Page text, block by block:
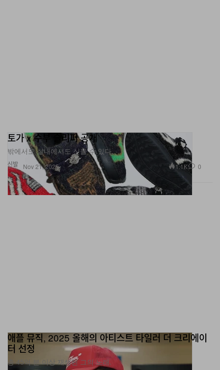
신발
토가 x 수부 슬리퍼 공개
밖에서도 실내에서도 신을 수 있다.
Nov 21, 2025 1.1K 0
애플 뮤직, 2025 올해의 아티스트 타일러 더 크리에이
터 선정
총 45억 분 이상 재생된 그의 노래.